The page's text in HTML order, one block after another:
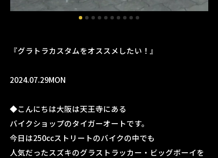
『グラトラカスタムをオススメしたい！』
2024.07.29MON
◆こんにちは大阪は天王寺にある
バイクショップのタイガーオートです。
今日は250ccストリートのバイクの中でも
人気だったスズキのグラストラッカー・ビッグボーイを